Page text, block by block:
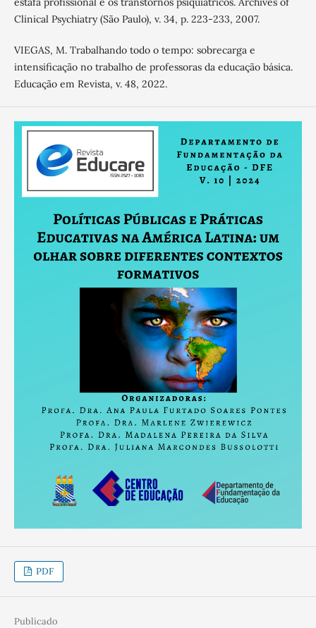
Clinical Psychiatry (São Paulo), v. 34, p. 223-233, 2007.
VIEGAS, M. Trabalhando todo o tempo: sobrecarga e
intensificação no trabalho de professoras da educação básica.
Educação em Revista, v. 48, 2022.
PDF
Publicado